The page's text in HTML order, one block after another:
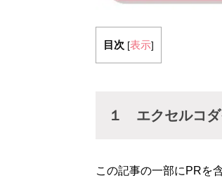
目次 [表示]
１ エクセルコダ
この記事の一部にPRを